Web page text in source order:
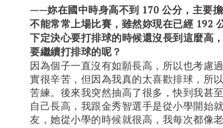
——妳在國中時身高不到 170 公分，主要
不能常常上場比賽，雖然妳現在已經 192
下定決心要打排球的時候還沒長到這麼高
要繼續打排球的呢？
因為個子一直沒有如願長高，所以也考慮
實很辛苦，但因為我真的太喜歡排球，所
苦練。後來我突然抽高了很多，快到我甚
自己長高，我跟金秀智選手是從小學開始
友，她從小學的時候就很高，我每次都像